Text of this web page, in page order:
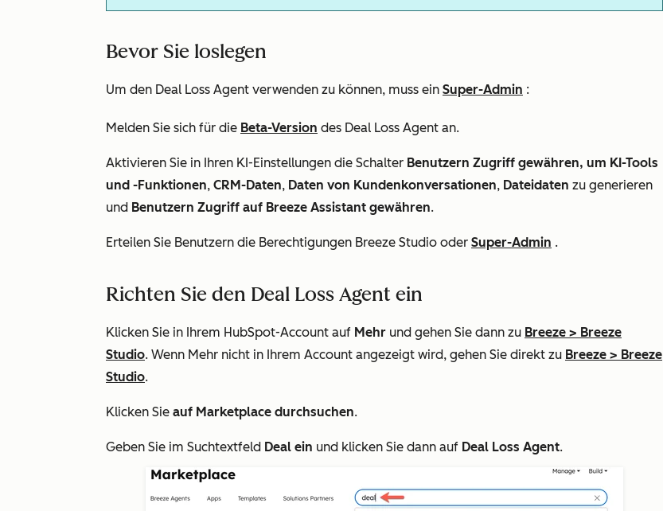
Bevor Sie loslegen
Um den Deal Loss Agent verwenden zu können, muss ein Super-Admin :
Melden Sie sich für die Beta-Version des Deal Loss Agent an.
Aktivieren Sie in Ihren KI-Einstellungen die Schalter Benutzern Zugriff gewähren, um KI-Tools
und -Funktionen, CRM-Daten, Daten von Kundenkonversationen, Dateidaten zu generieren
und Benutzern Zugriff auf Breeze Assistant gewähren.
Erteilen Sie Benutzern die Berechtigungen Breeze Studio oder Super-Admin .
Richten Sie den Deal Loss Agent ein
Klicken Sie in Ihrem HubSpot-Account auf Mehr und gehen Sie dann zu Breeze > Breeze
Studio. Wenn Mehr nicht in Ihrem Account angezeigt wird, gehen Sie direkt zu Breeze > Breeze
Studio.
Klicken Sie auf Marketplace durchsuchen.
Geben Sie im Suchtextfeld Deal ein und klicken Sie dann auf Deal Loss Agent.